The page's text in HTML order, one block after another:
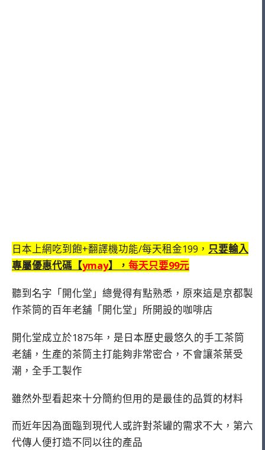
日本上網吃到飽+翻譯機功能/每天租金199， 只要輸入
專屬優惠代碼【ymay】， 每天只要99元
聽到名字「開化堂」總覺得有點熟悉，原來這是京都製
作茶筒的百年老舖「開化堂」所開設的咖啡店
開化堂成立於1875年，是日本歷史最悠久的手工茶筒
老舖，生產的茶筒主打能夠非常密合，不會讓茶葉受
潮，全手工製作
雖然外型看起來十分簡約但用的是最佳的品質的材料
而近年因為面臨到現代人或許對茶罐的需求不大，第六
代傳人便打造不同以往的產品